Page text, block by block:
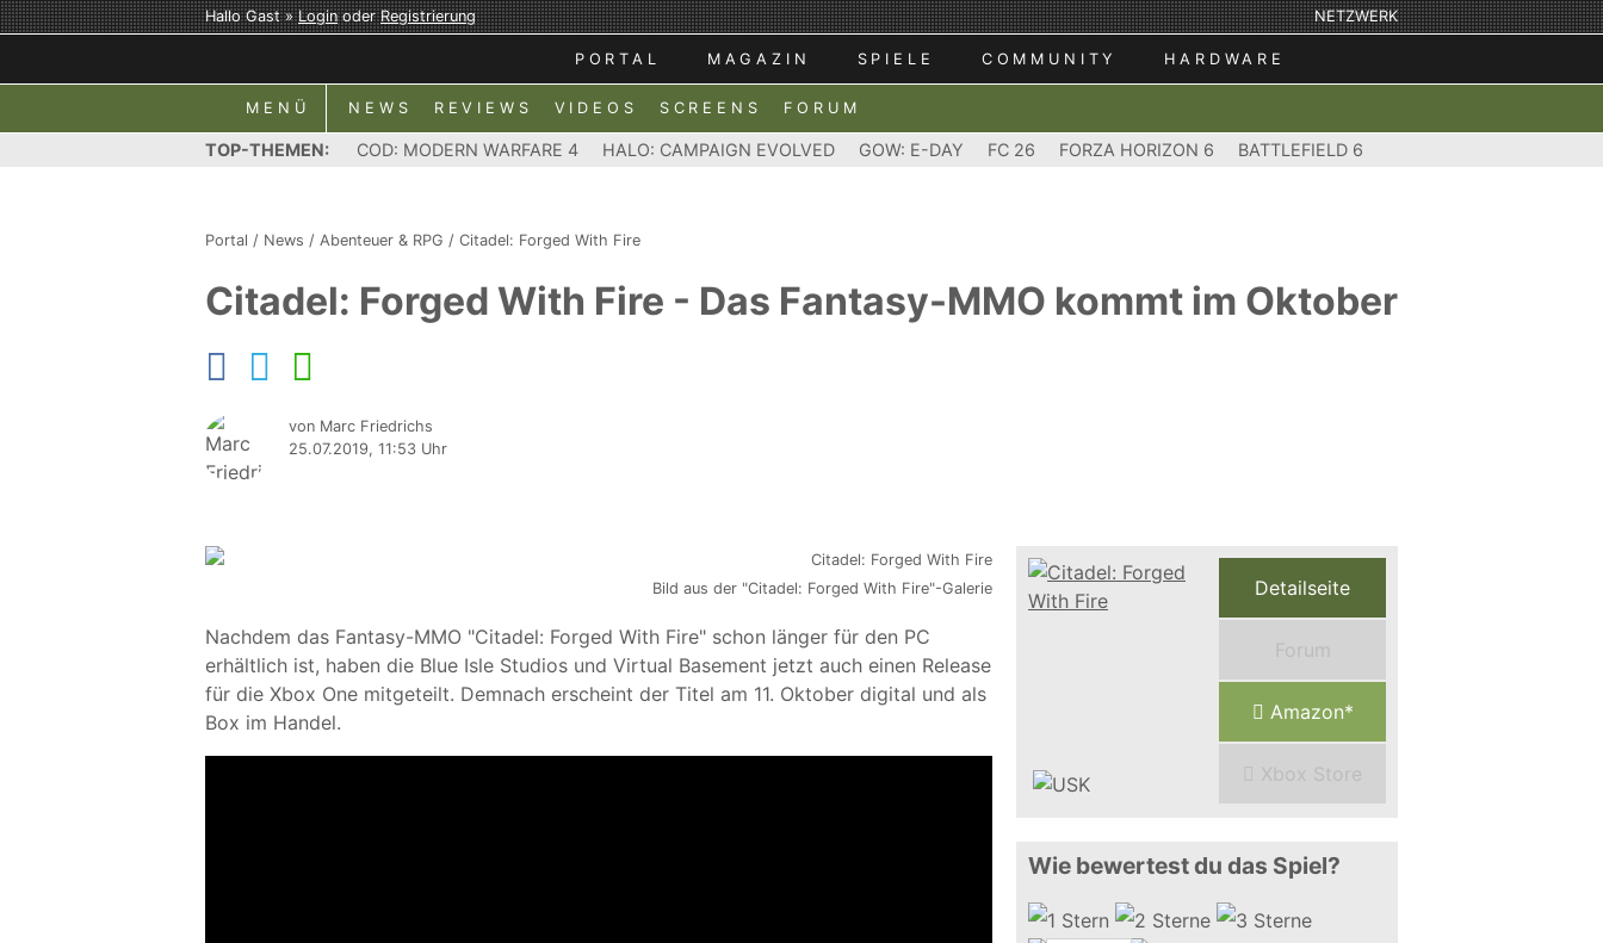
Hallo Gast »LoginoderRegistrierung NETZWERK
PORTAL MAGAZIN SPIELE COMMUNITY HARDWARE
MENÜ NEWS REVIEWS VIDEOS SCREENS FORUM
TOP-THEMEN: COD: MODERN WARFARE 4 HALO: CAMPAIGN EVOLVED GOW: E-DAY FC 26 FORZA HORIZON 6 BATTLEFIELD 6
Portal / News / Abenteuer & RPG / Citadel: Forged With Fire
Citadel: Forged With Fire - Das Fantasy-MMO kommt im Oktober
von Marc Friedrichs
25.07.2019, 11:53 Uhr
Bild aus der "Citadel: Forged With Fire"-Galerie
Nachdem das Fantasy-MMO "Citadel: Forged With Fire" schon länger für den PC
erhältlich ist, haben die Blue Isle Studios und Virtual Basement jetzt auch einen Release
für die Xbox One mitgeteilt. Demnach erscheint der Titel am 11. Oktober digital und als
Box im Handel.
Detailseite
Forum
Amazon*
Xbox Store
Wie bewertest du das Spiel?